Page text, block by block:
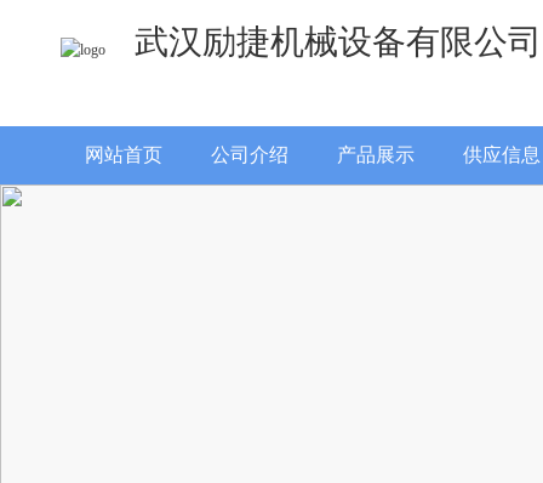
武汉励捷机械设备有限公司
网站首页 公司介绍 产品展示 供应信息